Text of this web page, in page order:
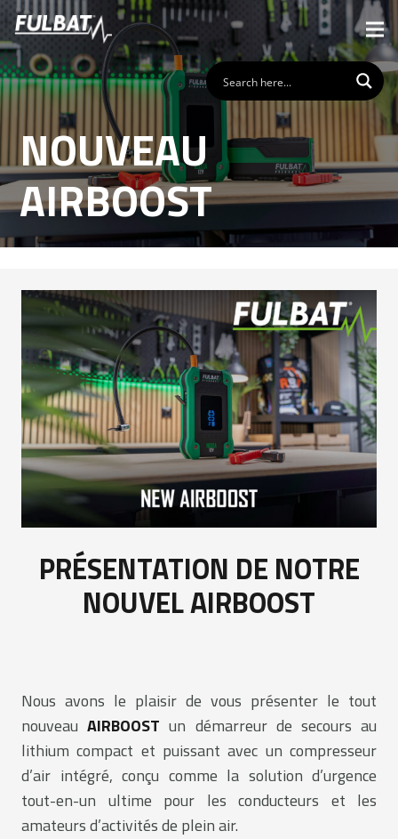
NOUVEAU
AIRBOOST
PRÉSENTATION DE NOTRE
NOUVEL AIRBOOST
Nous avons le plaisir de vous présenter le tout
nouveauAIRBOOST un démarreur de secours au
lithium compact et puissant avec un compresseur
d’air intégré, conçu comme la solution d’urgence
tout-en-un ultime pour les conducteurs et les
amateurs d’activités de plein air.